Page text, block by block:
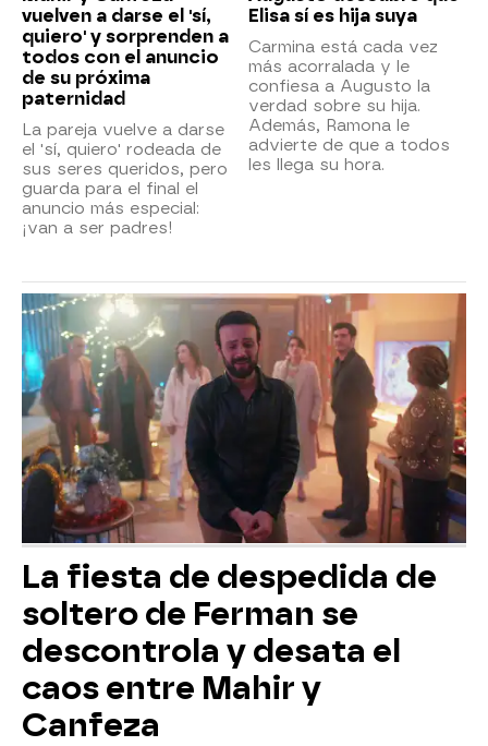
vuelven a darse el 'sí,
quiero' y sorprenden a
todos con el anuncio
de su próxima
paternidad
La pareja vuelve a darse
el 'sí, quiero' rodeada de
sus seres queridos, pero
guarda para el final el
anuncio más especial:
¡van a ser padres!
Elisa sí es hija suya
Carmina está cada vez
más acorralada y le
confiesa a Augusto la
verdad sobre su hija.
Además, Ramona le
advierte de que a todos
les llega su hora.
La fiesta de despedida de
soltero de Ferman se
descontrola y desata el
caos entre Mahir y
Canfeza